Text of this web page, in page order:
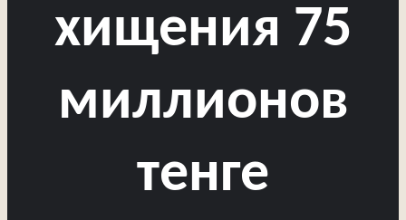
хищения 75
миллионов
тенге